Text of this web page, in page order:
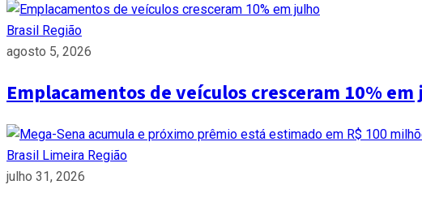
Brasil Região
agosto 5, 2026
Emplacamentos de veículos cresceram 10%
Brasil Limeira Região
julho 31, 2026